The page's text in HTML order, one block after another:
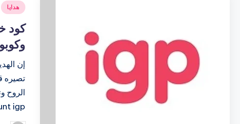
نُشرهدايا
إن
تصيره
igp…